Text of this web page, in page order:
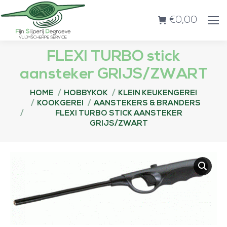
€0,00
FLEXI TURBO stick
aansteker GRIJS/ZWART
Je bent hier:
HOME HOBBYKOK
KLEIN KEUKENGEREI
KOOKGEREI
AANSTEKERS & BRANDERS
FLEXI TURBO STICK AANSTEKER
GRIJS/ZWART